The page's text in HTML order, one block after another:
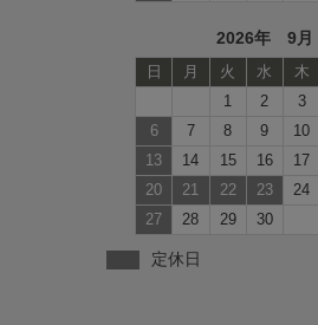
2026年 9月
日 月 火 水 木
1
2 3
6
7 8 9 10
13
14 15 16 17
20
21 22 23 24
27
28 29 30
定休日